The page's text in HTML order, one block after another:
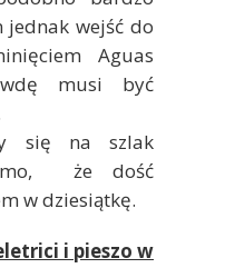
jednak wejść do
Aguas
musi być
się na szlak
że dość
w dziesiątkę.
i pieszo w